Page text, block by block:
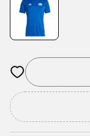
Åbner en Modal